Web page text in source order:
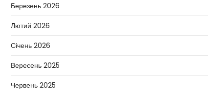
Березень 2026
Лютий 2026
Січень 2026
Вересень 2025
Червень 2025